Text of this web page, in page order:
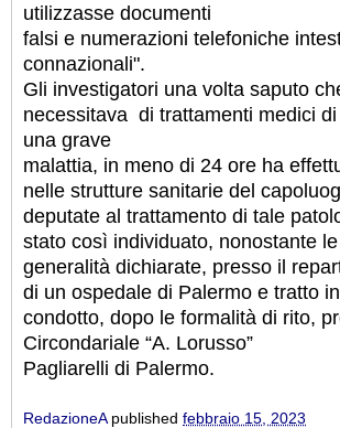
utilizzasse documenti
falsi e numerazioni telefoniche
connazionali".
Gli investigatori una volta saputo
necessitava di trattamenti medici
una grave
malattia, in meno di 24 ore ha
nelle strutture sanitarie del
deputate al trattamento di tale
stato così individuato, nonostante
generalità dichiarate, presso il
di un ospedale di Palermo e tratto
condotto, dopo le formalità di rito,
Circondariale “A. Lorusso”
Pagliarelli di Palermo.
RedazioneA published febbraio 15, 2023